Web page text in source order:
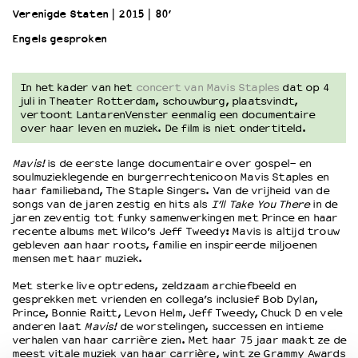
OVER LANTARENVENSTER
Werken bij
Wie is wie
Word vriend
Partners
Huisregels
Privacyverklaring
Integriteits- en gedragscode
Duurzaamheid
Culturele boycot Israël
Verenigde Staten
2015
80’
Engels gesproken
In het kader van het concert van Mavis Staples dat op 4
juli in Theater Rotterdam, schouwburg, plaatsvindt,
vertoont LantarenVenster eenmalig een documentaire
over haar leven en muziek. De film is niet ondertiteld.
Mavis!is de eerste lange documentaire over gospel- en
soulmuzieklegende en burgerrechtenicoon Mavis Staples en
haar familieband, The Staple Singers. Van de vrijheid van de
songs van de jaren zestig en hits als I’ll Take You Therein de
jaren zeventig tot funky samenwerkingen met Prince en haar
recente albums met Wilco’s Jeff Tweedy: Mavis is altijd trouw
gebleven aan haar roots, familie en inspireerde miljoenen
mensen met haar muziek.
Met sterke live optredens, zeldzaam archiefbeeld en
gesprekken met vrienden en collega’s inclusief Bob Dylan,
Prince, Bonnie Raitt, Levon Helm, Jeff Tweedy, Chuck D en vele
anderen laat Mavis!de worstelingen, successen en intieme
verhalen van haar carrière zien. Met haar 75 jaar maakt ze de
meest vitale muziek van haar carrière, wint ze Grammy Awards